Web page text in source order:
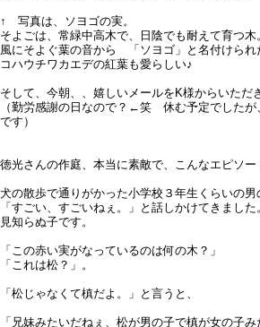
↑ 写真は、ソヨゴの実。
そよごは、常緑中高木で、日陰でも耐えて育つ木
風にそよぐ葉の音から 「ソヨゴ」と名付けられ
コハウチワカエデの紅葉も愛らしい♪
そして、今朝、、嬉しいメールをK様からいただ
（勤労感謝の日なので？←笑 休む予定でしたが
です）
徳光さんの作庭、本当に素敵で、こんなエピソー
犬の散歩で通りがかった小学校３年生くらいの男
「すごい、すごいねぇ。」と話しかけてきました
見知らぬ子です。
「この赤い実がなっているのは何の木？」
「これは松？」。
「松じゃなくて槙だよ。」と言うと、
「兄妹みたいだねぇ、松が男の子で槙が女の子み